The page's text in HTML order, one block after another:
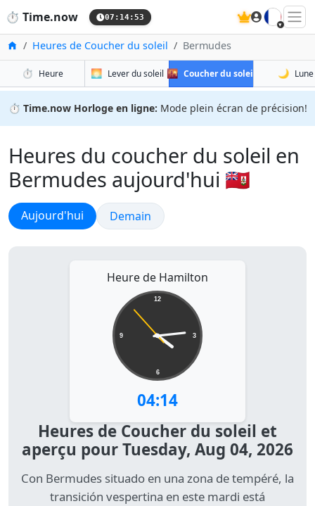
⏱️ Time.now 07:14:54 🇫🇷
Accueil
Heures de Coucher du soleil Bermudes
⏱️ Heure 🌅 Lever du soleil 🌇 Coucher du soleil 🌙 Lune
⏱️ Time.now Horloge en ligne: Mode plein écran de précision!
Heures du coucher du soleil en
Bermudes aujourd'hui 🇧🇲
Coucher du soleil
Aujourd'hui Coucher du soleil
Demain
Heure de Hamilton
12
3
6
9
04:14
Heures de Coucher du soleil et
aperçu pour Tuesday, Aug 04, 2026
Con Bermudes situado en una zona de tempéré, la
transición vespertina en este mardi está